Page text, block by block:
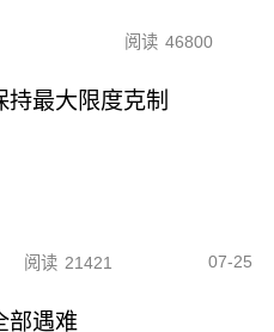
阅读 46800
最大限度克制
阅读 21421 07-25
部遇难